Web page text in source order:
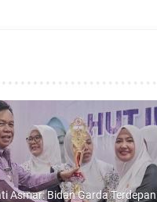
Asmar: Bidan Garda